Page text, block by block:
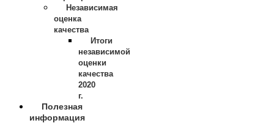
Независимая
оценка
качества
Итоги
независимой
оценки
качества
2020
г.
Полезная
информация